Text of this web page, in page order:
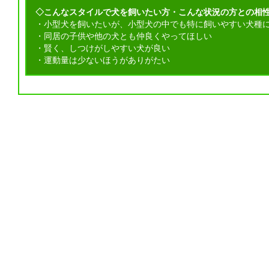
◇こんなスタイルで犬を飼いたい方・こんな状況の方との相
・小型犬を飼いたいが、小型犬の中でも特に飼いやすい犬種
・同居の子供や他の犬とも仲良くやってほしい
・賢く、しつけがしやすい犬が良い
・運動量は少ないほうがありがたい